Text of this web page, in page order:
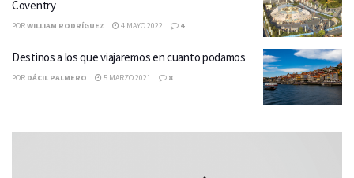
Coventry
PORWILLIAM RODRÍGUEZ 4 MAYO 2022 4
Destinos a los que viajaremos en cuanto podamos
POR DÁCIL PALMERO 5 MARZO 2021 8